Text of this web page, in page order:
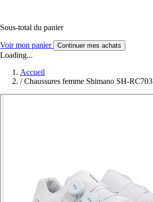
Sous-total du panier
Voir mon panier Continuer mes achats
Loading...
Accueil
/ Chaussures femme Shimano SH-RC703